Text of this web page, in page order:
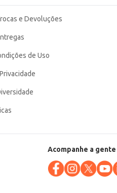
e Devoluções
de Uso
Acompanhe a